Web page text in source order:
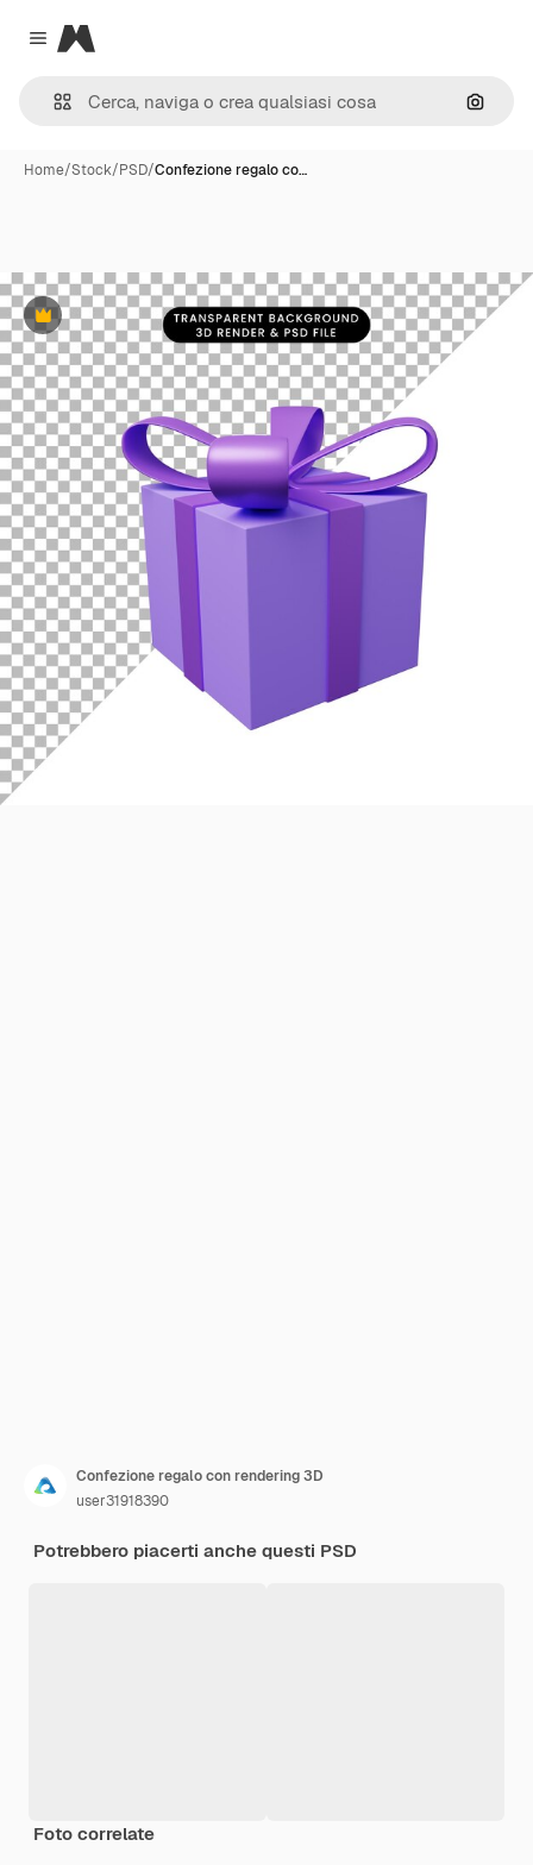
Close menu
Magnific
Cerca
Home/Stock/PSD/Confezione regalo co…
Premium
Confezione regalo con rendering 3D
user31918390
Potrebbero piacerti anche questi PSD
Foto correlate